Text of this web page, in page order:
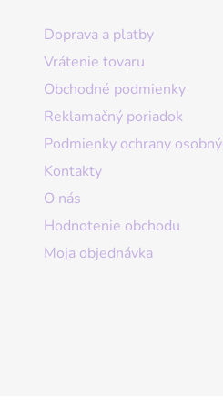
Doprava a platby
Vrátenie tovaru
Obchodné podmienky
Reklamačný poriadok
Podmienky ochrany
Kontakty
O nás
Hodnotenie obchodu
Moja objednávka